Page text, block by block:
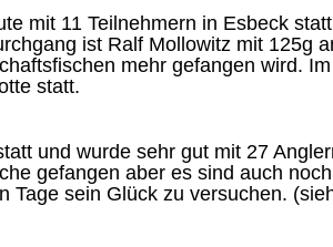
mit 11 Teilnehmern in Esbeck
ist Ralf Mollowitz mit 125g
mehr gefangen wird.
statt.
und wurde sehr gut mit 27
gefangen aber es sind auch
sein Glück zu versuchen.